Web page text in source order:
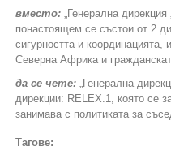
вместо: „Генерална
понастоящем се състои от 2
сигурността и
Северна Африка и
да се чете: „Генерална
дирекции: RELEX.1, която се
занимава с политиката за
Тагове: